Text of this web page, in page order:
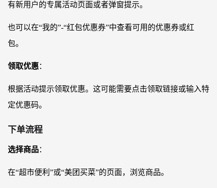
有新用户的专属活动页面或者弹窗提示。
也可以在“我的”-“红包优惠券”中查看可用的优惠券或红
包。
领取优惠：
根据活动提示领取优惠。这可能需要点击领取链接或输入特
定优惠码。
下单流程
选择商品：
在“超市便利”或“美团买菜”的页面，浏览商品。